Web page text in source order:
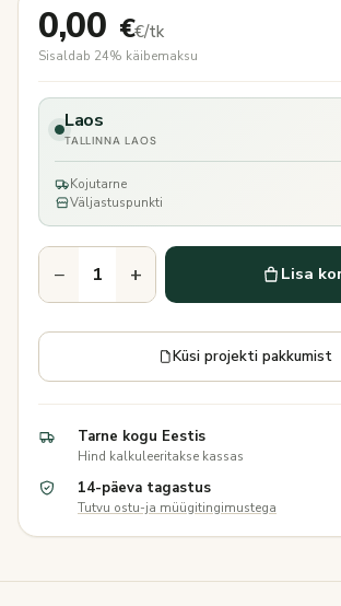
0,00 €€/tk
Sisaldab 24% käibemaksu
Laos
TALLINNA LAOS
Kojutarne
Väljastuspunkti
− + Lisa
Küsi projekti pakkumist
Tarne kogu Eestis
Hind kalkuleeritakse kassas
14-päeva tagastus
Tutvu ostu-ja müügitingimustega